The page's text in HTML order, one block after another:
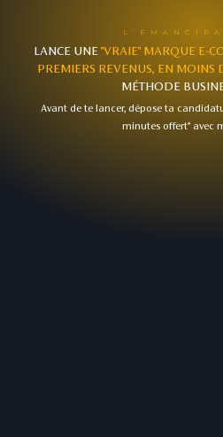
LANCE UNE"VRAIE" MARQUE E-
PREMIERS REVENUS, EN MOINS
MÉTHODE
Avant de te lancer, dépose ta
minutes offert* avec